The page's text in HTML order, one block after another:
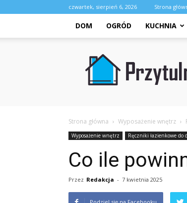
czwartek, sierpień 6, 2026 Strona
DOM OGRÓD KUCHNIA
Przytulny.pl
Strona główna Wyposażenie wnętrz
Wyposażenie wnętrz Ręczniki łazienkowe do
Co ile
Przez Redakcja - 7 kwietnia 2025